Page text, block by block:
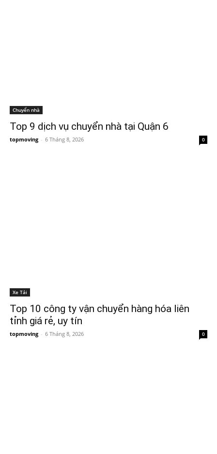
Chuyển nhà
Top 9 dịch vụ chuyển nhà tại Quận 6
topmoving - 6 Tháng 8, 2026 0
Xe Tải
Top 10 công ty vận chuyển hàng hóa liên
tỉnh giá rẻ, uy tín
topmoving - 6 Tháng 8, 2026 0